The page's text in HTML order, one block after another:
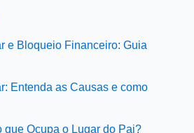
e Bloqueio Financeiro: Guia
Entenda as Causas e como
Ocupa o Lugar do Pai?